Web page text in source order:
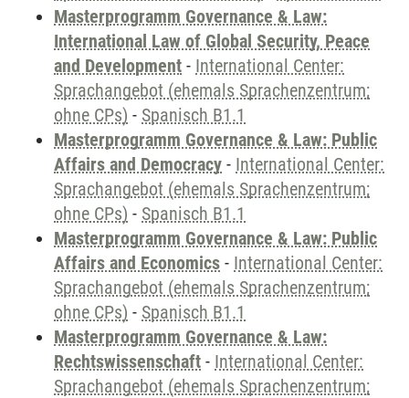
Masterprogramm Governance & Law:
International Law of Global Security, Peace
and Development - International Center:
Sprachangebot (ehemals Sprachenzentrum;
ohne CPs) - Spanisch B1.1
Masterprogramm Governance & Law: Public
Affairs and Democracy - International Center:
Sprachangebot (ehemals Sprachenzentrum;
ohne CPs) - Spanisch B1.1
Masterprogramm Governance & Law: Public
Affairs and Economics - International Center:
Sprachangebot (ehemals Sprachenzentrum;
ohne CPs) - Spanisch B1.1
Masterprogramm Governance & Law:
Rechtswissenschaft - International Center:
Sprachangebot (ehemals Sprachenzentrum;